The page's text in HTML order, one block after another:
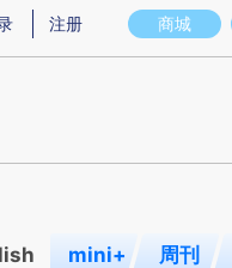
图存在偏差。不代表财新观点
商城
注册
mini+ 周刊